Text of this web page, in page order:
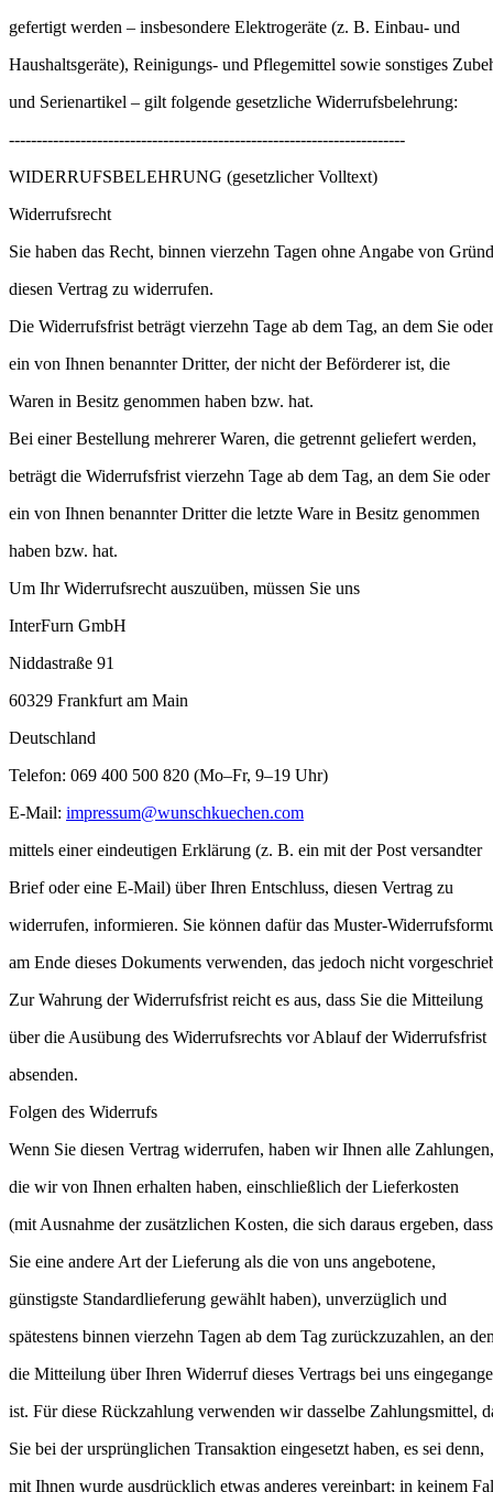
gefertigt werden – insbesondere Elektrogeräte (z. B. Einbau- und
Haushaltsgeräte), Reinigungs- und Pflegemittel sowie sonstiges
und Serienartikel – gilt folgende gesetzliche Widerrufsbelehrung:
------------------------------------------------------------------------
WIDERRUFSBELEHRUNG (gesetzlicher Volltext)
Widerrufsrecht
Sie haben das Recht, binnen vierzehn Tagen ohne Angabe von
diesen Vertrag zu widerrufen.
Die Widerrufsfrist beträgt vierzehn Tage ab dem Tag, an dem Sie oder
ein von Ihnen benannter Dritter, der nicht der Beförderer ist, die
Waren in Besitz genommen haben bzw. hat.
Bei einer Bestellung mehrerer Waren, die getrennt geliefert werden,
beträgt die Widerrufsfrist vierzehn Tage ab dem Tag, an dem Sie oder
ein von Ihnen benannter Dritter die letzte Ware in Besitz genommen
haben bzw. hat.
Um Ihr Widerrufsrecht auszuüben, müssen Sie uns
InterFurn GmbH
Niddastraße 91
60329 Frankfurt am Main
Deutschland
Telefon: 069 400 500 820 (Mo–Fr, 9–19 Uhr)
E-Mail: impressum@wunschkuechen.com
mittels einer eindeutigen Erklärung (z. B. ein mit der Post versandter
Brief oder eine E-Mail) über Ihren Entschluss, diesen Vertrag zu
widerrufen, informieren. Sie können dafür das Muster-
am Ende dieses Dokuments verwenden, das jedoch nicht
Zur Wahrung der Widerrufsfrist reicht es aus, dass Sie die Mitteilung
über die Ausübung des Widerrufsrechts vor Ablauf der Widerrufsfrist
absenden.
Folgen des Widerrufs
Wenn Sie diesen Vertrag widerrufen, haben wir Ihnen alle Zahlungen,
die wir von Ihnen erhalten haben, einschließlich der Lieferkosten
(mit Ausnahme der zusätzlichen Kosten, die sich daraus ergeben, dass
Sie eine andere Art der Lieferung als die von uns angebotene,
günstigste Standardlieferung gewählt haben), unverzüglich und
spätestens binnen vierzehn Tagen ab dem Tag zurückzuzahlen, an
die Mitteilung über Ihren Widerruf dieses Vertrags bei uns
ist. Für diese Rückzahlung verwenden wir dasselbe Zahlungsmittel,
Sie bei der ursprünglichen Transaktion eingesetzt haben, es sei denn,
mit Ihnen wurde ausdrücklich etwas anderes vereinbart; in keinem